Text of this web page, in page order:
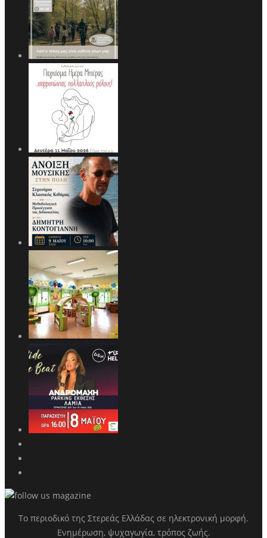
Το περιοδικό της Στερεάς Ελλάδας σε ηλεκτρονική μορφή.
Ενημέρωση, ψυχαγωγία, τρόπος ζωής.